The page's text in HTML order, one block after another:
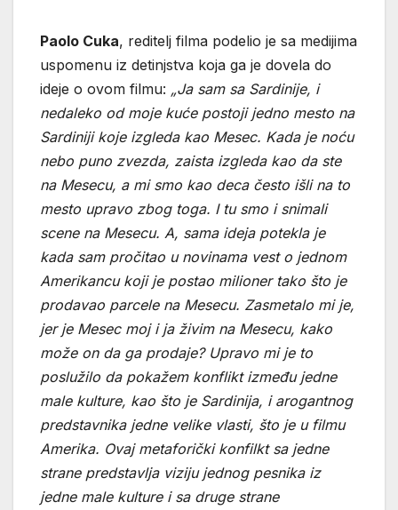
Paolo Cuka, reditelj filma podelio je sa medijima
uspomenu iz detinjstva koja ga je dovela do
ideje o ovom filmu: „Ja sam sa Sardinije, i
nedaleko od moje kuće postoji jedno mesto na
Sardiniji koje izgleda kao Mesec. Kada je noću
nebo puno zvezda, zaista izgleda kao da ste
na Mesecu, a mi smo kao deca često išli na to
mesto upravo zbog toga. I tu smo i snimali
scene na Mesecu. A, sama ideja potekla je
kada sam pročitao u novinama vest o jednom
Amerikancu koji je postao milioner tako što je
prodavao parcele na Mesecu. Zasmetalo mi je,
jer je Mesec moj i ja živim na Mesecu, kako
može on da ga prodaje? Upravo mi je to
poslužilo da pokažem konflikt između jedne
male kulture, kao što je Sardinija, i arogantnog
predstavnika jedne velike vlasti, što je u filmu
Amerika. Ovaj metaforički konfilkt sa jedne
strane predstavlja viziju jednog pesnika iz
jedne male kulture i sa druge strane